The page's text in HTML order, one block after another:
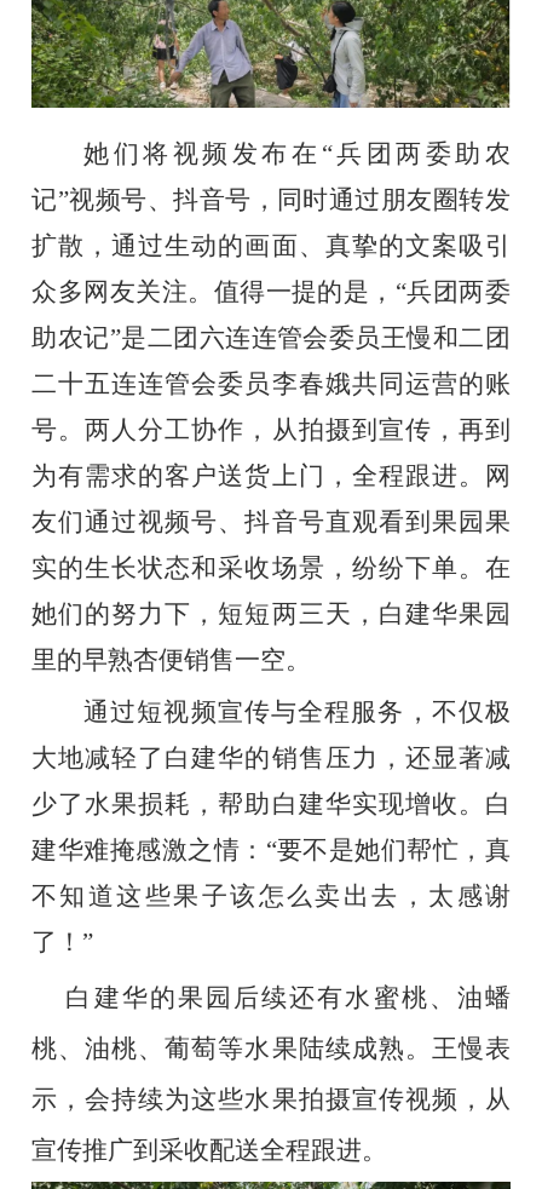
她们将视频发布在 “兵团两委助农
记”视频号、抖音号，同时通过朋友圈转发
扩散，通过生动的画面、真挚的文案吸引
众多网友关注。值得一提的是，“兵团两委
助农记”是二团六连连管会委员王慢和二团
二十五连连管会委员李春娥共同运营的账
号。两人分工协作，从拍摄到宣传，再到
为有需求的客户送货上门，全程跟进。网
友们通过视频号、抖音号直观看到果园果
实的生长状态和采收场景，纷纷下单。在
她们的努力下，短短两三天，白建华果园
里的早熟杏便销售一空。
通过短视频宣传与全程服务，不仅极
大地减轻了白建华的销售压力，还显著减
少了水果损耗，帮助白建华实现增收。白
建华难掩感激之情： “要不是她们帮忙，真
不知道这些果子该怎么卖出去，太感谢
了！”
白建华的果园后续还有水蜜桃、油蟠
桃、油桃、葡萄等水果陆续成熟。王慢表
示，会持续为这些水果拍摄宣传视频，从
宣传推广到采收配送全程跟进。